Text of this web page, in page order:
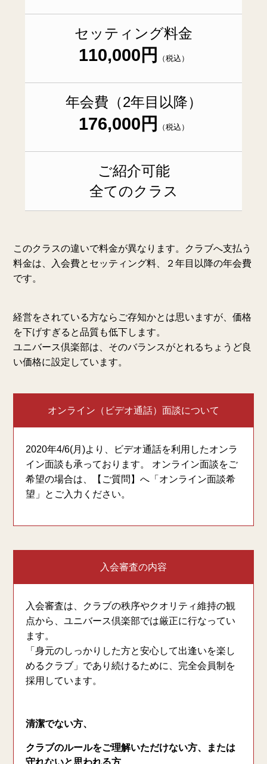
セッティング料金
110,000円 （税込）
年会費（2年目以降）
176,000円 （税込）
ご紹介可能
全てのクラス
このクラスの違いで料金が異なります。クラブへ支払う
料金は、入会費とセッティング料、２年目以降の年会費
です。
経営をされている方ならご存知かとは思いますが、価格
を下げすぎると品質も低下します。
ユニバース倶楽部は、そのバランスがとれるちょうど良
い価格に設定しています。
オンライン（ビデオ通話）面談について
2020年4/6(月)より、ビデオ通話を利用したオンラ
イン面談も承っております。 オンライン面談をご
希望の場合は、【ご質問】へ「オンライン面談希
望」とご入力ください。
入会審査の内容
入会審査は、クラブの秩序やクオリティ維持の観
点から、ユニバース倶楽部では厳正に行なってい
ます。
「身元のしっかりした方と安心して出逢いを楽し
めるクラブ」であり続けるために、完全会員制を
採用しています。
清潔でない方、
クラブのルールをご理解いただけない方、または
守れないと思われる方、